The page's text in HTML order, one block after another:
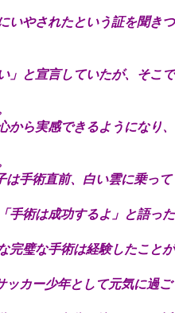
いやされたという証を聞きつ
」と宣言していたが、そこで
ら実感できるようになり、
手術直前、白い雲に乗って
手術は成功するよ」と語った
完璧な手術は経験したことが
カー少年として元気に過ご